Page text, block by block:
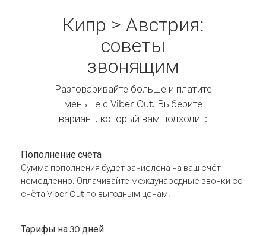
Кипр > Австрия:
советы
звонящим
Разговаривайте больше и платите
меньше с Viber Out. Выберите
вариант, который вам подходит:
Пополнение счёта
Сумма пополнения будет зачислена на ваш счёт
немедленно. Оплачивайте международные звонки со
счёта Viber Out по выгодным ценам.
Тарифы на 30 дней